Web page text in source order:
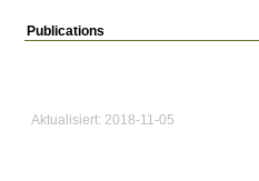
Publications
Aktualisiert: 2018-11-05